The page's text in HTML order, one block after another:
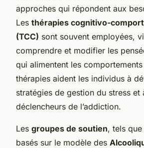
approches qui répondent aux
Les thérapies cognitivo-
(TCC) sont souvent employées,
comprendre et modifier les
qui alimentent les
thérapies aident les individus à
stratégies de gestion du stress et
déclencheurs de l’addiction.
Les groupes de soutien, tels
basés sur le modèle des